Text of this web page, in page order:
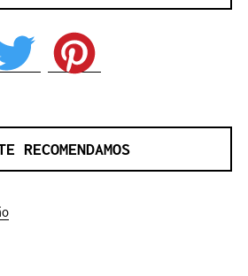
RECOMENDAMOS